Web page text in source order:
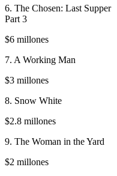
6. The Chosen: Last Supper
Part 3
$6 millones
7. A Working Man
$3 millones
8. Snow White
$2.8 millones
9. The Woman in the Yard
$2 millones